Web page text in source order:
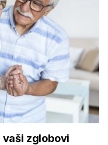
zglobovi